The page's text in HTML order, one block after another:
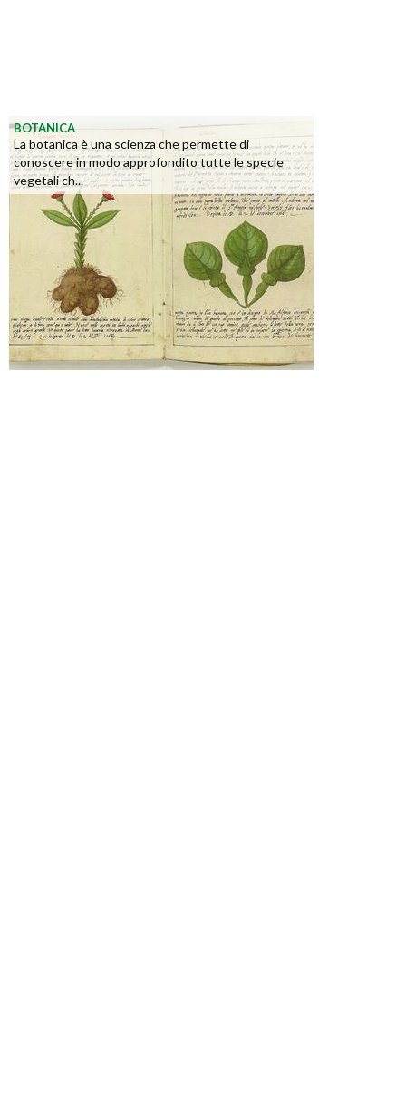
BOTANICA
La botanica è una scienza che permette di
conoscere in modo approfondito tutte le specie
vegetali ch...